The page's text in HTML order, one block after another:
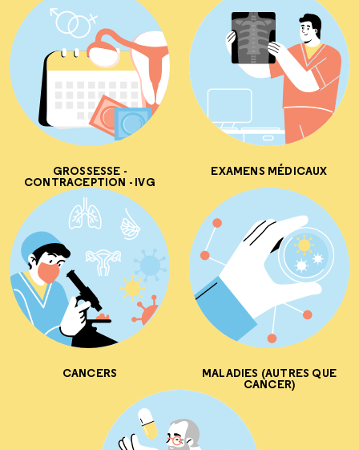
GROSSESSE -
CONTRACEPTION - IVG
EXAMENS MÉDICAUX
CANCERS MALADIES (AUTRES QUE
CANCER)